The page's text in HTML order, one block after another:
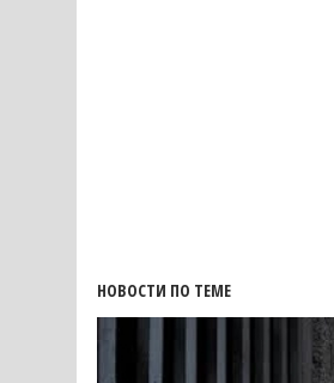
НОВОСТИ ПО ТЕМЕ